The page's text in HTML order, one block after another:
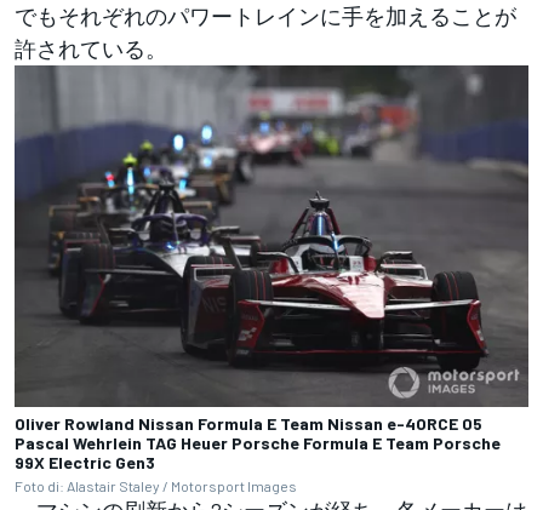
でもそれぞれのパワートレインに手を加えることが
許されている。
Oliver Rowland Nissan Formula E Team Nissan e-4ORCE 05
Pascal Wehrlein TAG Heuer Porsche Formula E Team Porsche
99X Electric Gen3
Foto di: Alastair Staley / Motorsport Images